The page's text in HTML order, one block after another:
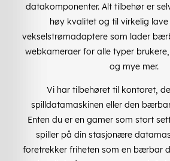
datakomponenter. Alt tilbehør er
høy kvalitet og til virkelig lave
vekselstrømadaptere som lader
webkameraer for alle typer
og mye mer.
Vi har tilbehøret til kontoret,
spilldatamaskinen eller den
Enten du er en gamer som stort
spiller på din stasjonære
foretrekker friheten som en bærbar